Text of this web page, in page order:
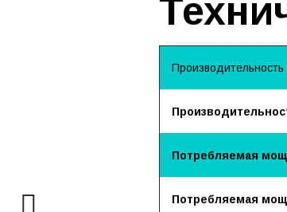
Потребляемая
Потребляемая